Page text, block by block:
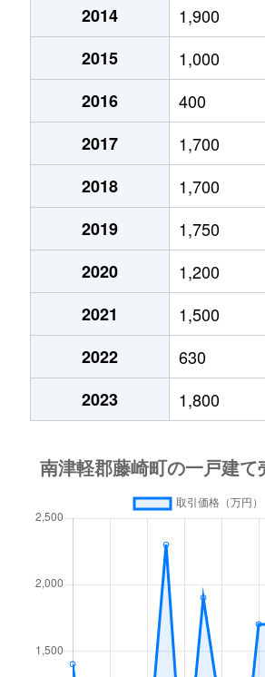
2014
1,900
2015
1,000
2016
400
2017
1,700
2018
1,700
2019
1,750
2020
1,200
2021
1,500
2022
630
2023
1,800